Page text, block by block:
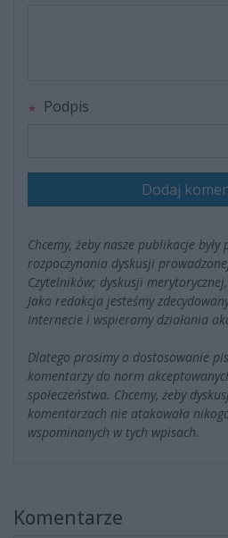
Podpis
Dodaj
Chcemy, żeby nasze publikacje były
rozpoczynania dyskusji
Czytelników; dyskusji
Jako redakcja jesteśmy
Internecie i wspieramy działania
Dlatego prosimy o dostosowanie
komentarzy do norm
społeczeństwa. Chcemy, żeby
komentarzach nie atakowała
wspominanych w tych wpisach.
Komentarze